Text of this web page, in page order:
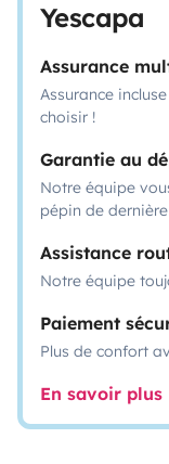
Yescapa
Assurance
Assurance
choisir !
Garantie au
Notre équipe
pépin de
Assistance
Notre équipe
Paiement
Plus de confort
En savoir plus